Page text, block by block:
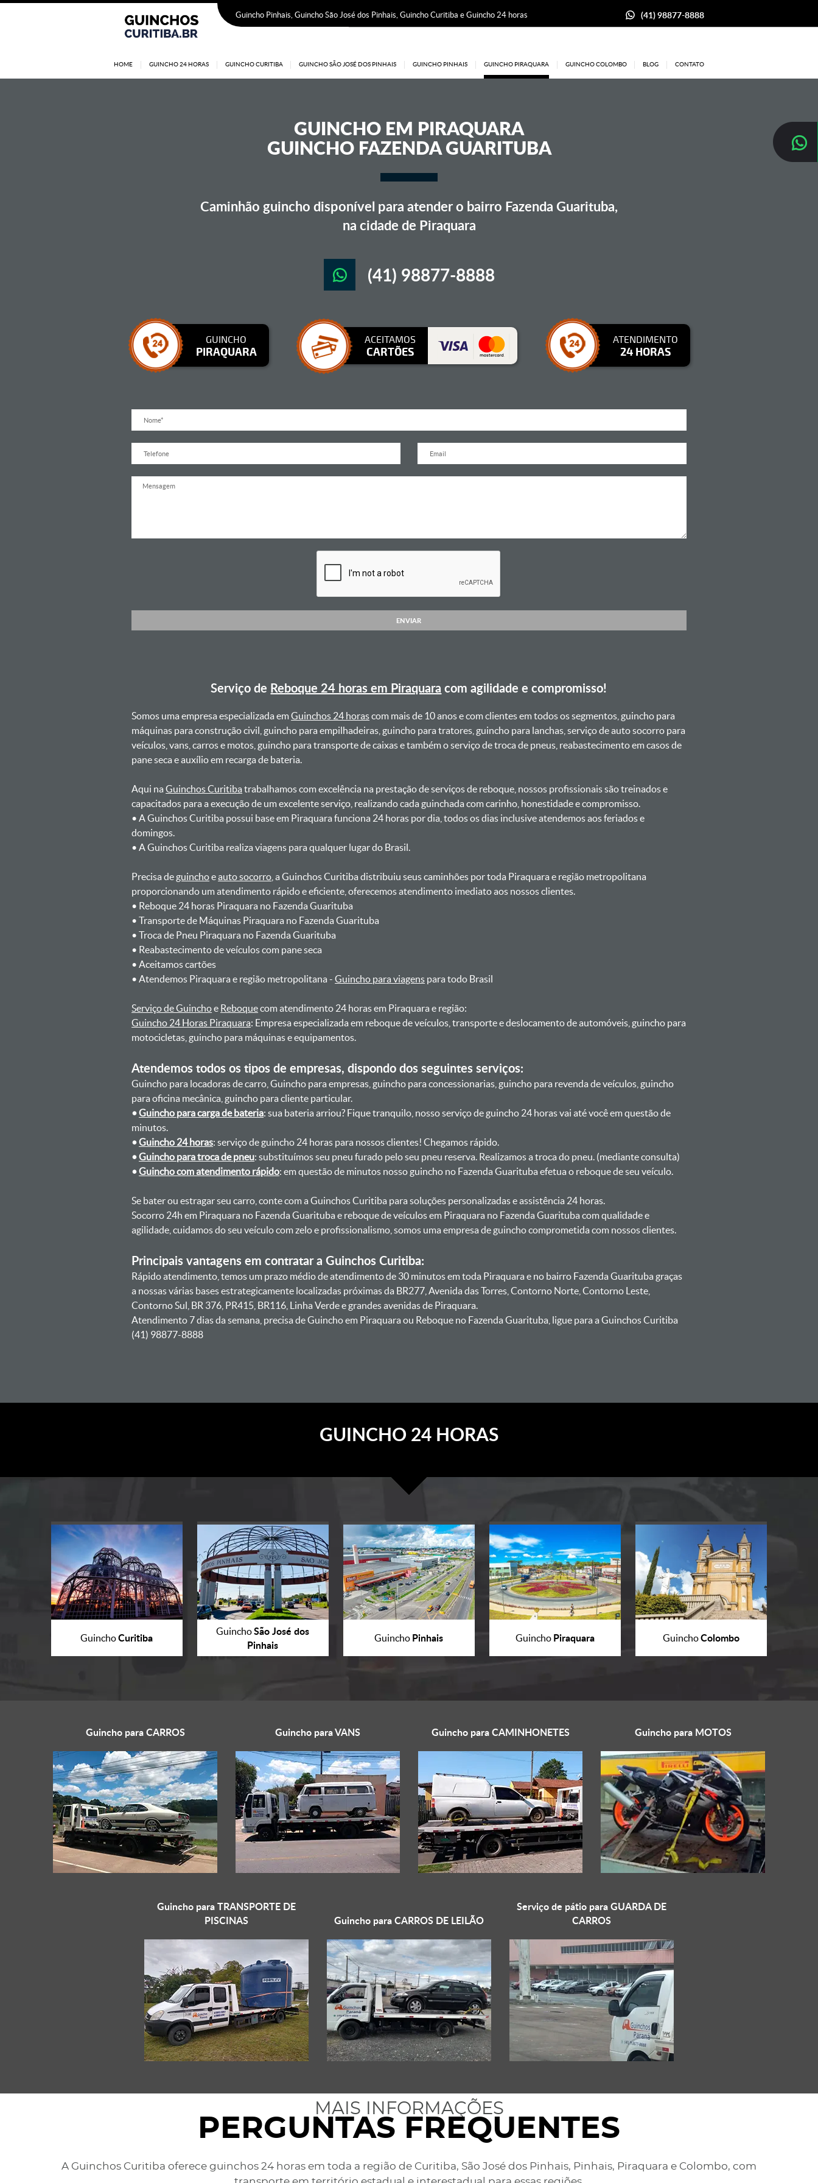
Guincho Pinhais, Guincho São José dos Pinhais, Guincho Curitiba e Guincho 24 horas (41) 98877-8888
HOME GUINCHO 24 HORAS GUINCHO CURITIBA GUINCHO SÃO JOSÉ DOS PINHAIS GUINCHO PINHAIS GUINCHO PIRAQUARA GUINCHO COLOMBO BLOG CONTATO
GUINCHO EM PIRAQUARA
GUINCHO FAZENDA GUARITUBA
Caminhão guincho disponível para atender o bairro Fazenda Guarituba,
na cidade de Piraquara
(41) 98877-8888
GUINCHO
PIRAQUARA
ACEITAMOS
CARTÕES
ATENDIMENTO
24 HORAS
ENVIAR
Serviço de Reboque 24 horas em Piraquara com agilidade e compromisso!
Somos uma empresa especializada emGuinchos 24 horascom mais de 10 anos e com clientes em todos os segmentos, guincho para
máquinas para construção civil, guincho para empilhadeiras, guincho para tratores, guincho para lanchas, serviço de auto socorro para
veículos, vans, carros e motos, guincho para transporte de caixas e também o serviço de troca de pneus, reabastecimento em casos de
pane seca e auxílio em recarga de bateria. ㅤㅤ
Aqui naGuinchos Curitiba trabalhamos com excelência na prestação de serviços de reboque, nossos profissionais são treinados e
capacitados para a execução de um excelente serviço, realizando cada guinchada com carinho, honestidade e compromisso.
ㅤㅤ• A Guinchos Curitiba possui base em Piraquara funciona 24 horas por dia, todos os dias inclusive atendemos aos feriados e
domingos.
ㅤㅤ• A Guinchos Curitiba realiza viagens para qualquer lugar do Brasil.
Precisa de guinchoeauto socorro , a Guinchos Curitiba distribuiu seus caminhões por toda Piraquara e região metropolitana
proporcionando um atendimento rápido e eficiente, oferecemos atendimento imediato aos nossos clientes.
ㅤㅤ• Reboque 24 horas Piraquara no Fazenda Guarituba
ㅤㅤ• Transporte de Máquinas Piraquara no Fazenda Guarituba
ㅤㅤ• Troca de Pneu Piraquara no Fazenda Guarituba
ㅤㅤ• Reabastecimento de veículos com pane seca
ㅤㅤ• Aceitamos cartões
ㅤㅤ• Atendemos Piraquara e região metropolitana -Guincho para viagens para todo Brasil
Serviço de Guinchoe Reboquecom atendimento 24 horas em Piraquara e região:
Guincho 24 Horas Piraquara: Empresa especializada em reboque de veículos, transporte e deslocamento de automóveis, guincho para
motocicletas, guincho para máquinas e equipamentos.
Atendemos todos os tipos de empresas, dispondo dos seguintes serviços:
Guincho para locadoras de carro, Guincho para empresas, guincho para concessionarias, guincho para revenda de veículos, guincho
para oficina mecânica, guincho para cliente particular.
•Guincho para carga de bateria: sua bateria arriou? Fique tranquilo, nosso serviço de guincho 24 horas vai até você em questão de
minutos.
•Guincho 24 horas: serviço de guincho 24 horas para nossos clientes! Chegamos rápido.
•Guincho para troca de pneu: substituímos seu pneu furado pelo seu pneu reserva. Realizamos a troca do pneu. (mediante consulta)
•Guincho com atendimento rápido: em questão de minutos nosso guincho no Fazenda Guarituba efetua o reboque de seu veículo.
Se bater ou estragar seu carro, conte com a Guinchos Curitiba para soluções personalizadas e assistência 24 horas.
Socorro 24h em Piraquara no Fazenda Guarituba e reboque de veículos em Piraquara no Fazenda Guarituba com qualidade e
agilidade, cuidamos do seu veículo com zelo e profissionalismo, somos uma empresa de guincho comprometida com nossos clientes.
Principais vantagens em contratar a Guinchos Curitiba:
Rápido atendimento, temos um prazo médio de atendimento de 30 minutos em toda Piraquara e no bairro Fazenda Guarituba graças
a nossas várias bases estrategicamente localizadas próximas da BR277, Avenida das Torres, Contorno Norte, Contorno Leste,
Contorno Sul, BR 376, PR415, BR116, Linha Verde e grandes avenidas de Piraquara.
Atendimento 7 dias da semana, precisa de Guincho em Piraquara ou Reboque no Fazenda Guarituba, ligue para a Guinchos Curitiba
(41) 98877-8888
GUINCHO 24 HORAS
GuinchoCuritiba GuinchoSão José dos
Pinhais
Guincho Pinhais Guincho Piraquara GuinchoColombo
Guincho paraCARROS Guincho paraVANS Guincho paraCAMINHONETES Guincho para MOTOS
Guincho paraTRANSPORTE DE
PISCINAS
Guincho paraCARROS DE LEILÃO
Serviço de pátio paraGUARDA DE
CARROS
MAIS INFORMAÇÕES
PERGUNTAS FREQUENTES
A Guinchos Curitiba oferece guinchos 24 horas em toda a região de Curitiba, São José dos Pinhais, Pinhais, Piraquara e Colombo, com